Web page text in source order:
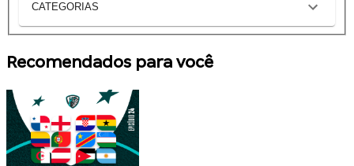
CATEGORIAS
Recomendados para você